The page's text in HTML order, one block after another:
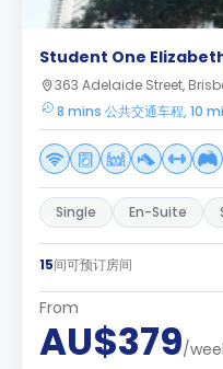
Student One
363 Adelaide Street,
8 mins 公共交通车程, 10
Single En-Suite
15间可预订房间
From
AU$379/